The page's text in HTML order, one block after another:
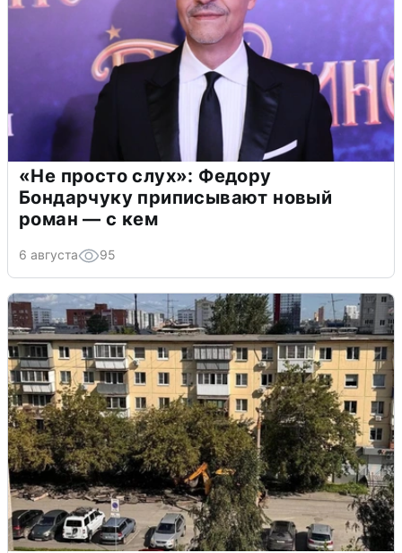
«Не просто слух»: Федору
Бондарчуку приписывают новый
роман — с кем
6 августа 95